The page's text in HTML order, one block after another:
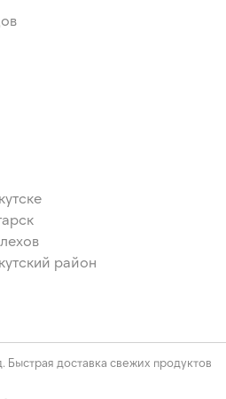
район
доставка свежих продуктов